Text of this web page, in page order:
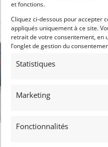
et fonctions.
Cliquez ci-dessous pour accepter
appliqués uniquement à ce site.
retrait de votre consentement, en
l’onglet de gestion du
Statistiques
Marketing
Fonctionnalités
Vendu par : RMD
LANCIA 1.6 HF LUSSO